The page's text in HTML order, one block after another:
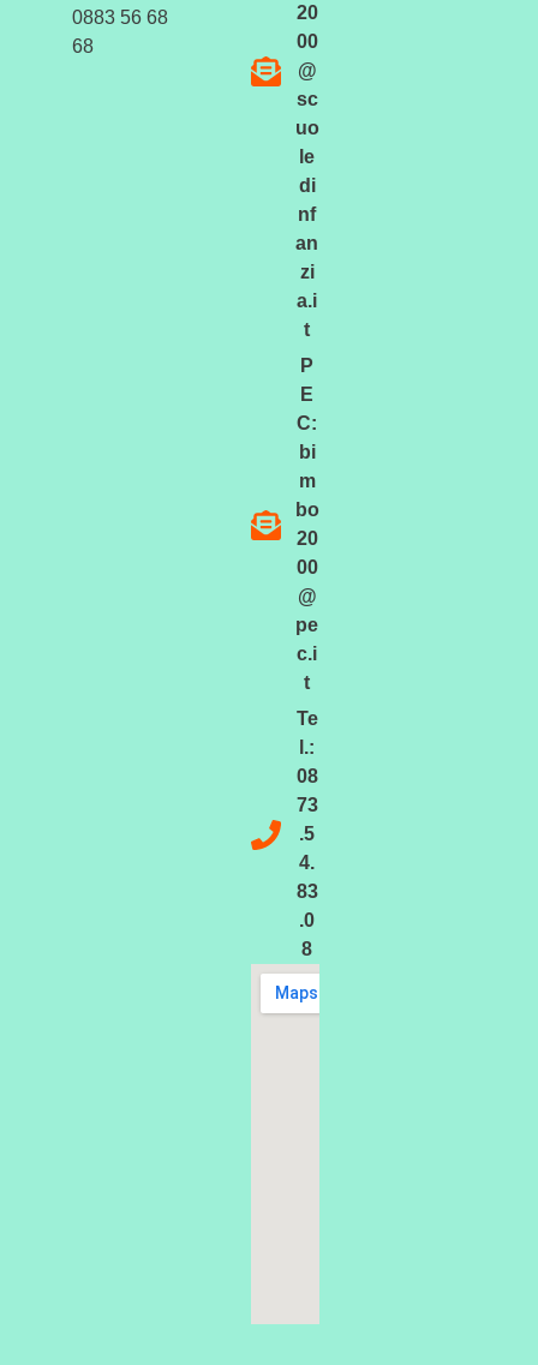
0883 56 68
68
20
00
@
sc
uo
le
di
nf
an
zi
a.i
t
P
E
C:
bi
m
bo
20
00
@
pe
c.i
t
Te
l.:
08
73
.5
4.
83
.0
8